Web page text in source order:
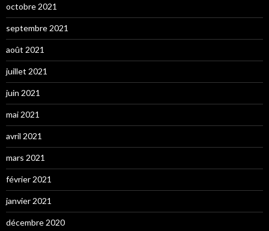
octobre 2021
septembre 2021
août 2021
juillet 2021
juin 2021
mai 2021
avril 2021
mars 2021
février 2021
janvier 2021
décembre 2020